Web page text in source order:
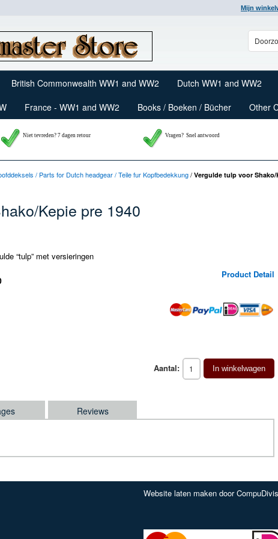
Mijn
British Commonwealth WW1 and WW2
Dutch WW1 and WW2
France - WW1 and WW2 Books / Boeken / Bücher Other
Niet tevreden? 7 dagen retour Vragen? Snel antwoord
/ Parts for Dutch headgear / Teile fur Kopfbedekkung/ Vergulde tulp voor Shako/
Kepie pre 1940
“tulp” met versieringen
Product Detail
Aantal: In winkelwagen
Reviews
Website laten maken door